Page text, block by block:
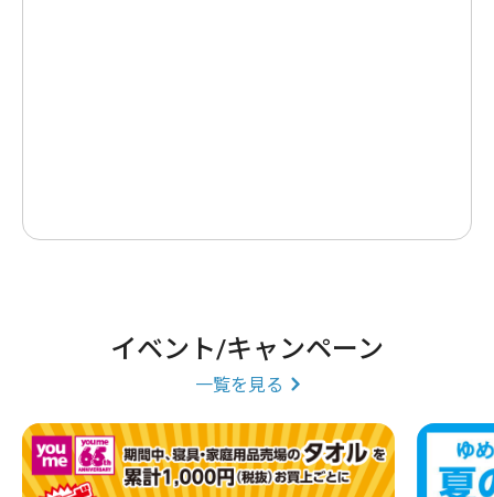
イベント/キャンペーン
一覧を見る